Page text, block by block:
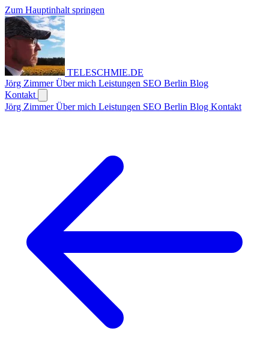
Zum Hauptinhalt springen
TELESCHMIE.DE
Jörg ZimmerÜber mich Leistungen SEO Berlin Blog
Kontakt
Jörg ZimmerÜber mich Leistungen SEO Berlin Blog Kontakt